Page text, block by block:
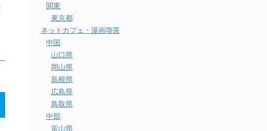
関東
東京都
ネットカフェ・漫画喫茶
中国
山口県
岡山県
島根県
広島県
鳥取県
中部
富山県